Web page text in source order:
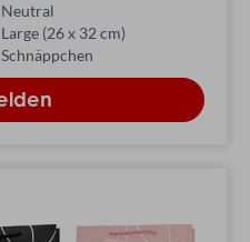
Neutral
Large (26 x 32 cm)
Schnäppchen